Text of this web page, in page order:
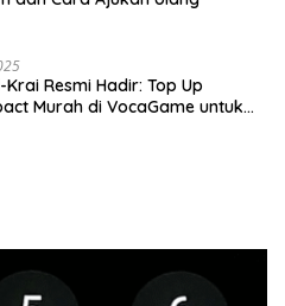
Resmi Hadir: Top Up
Murah di VocaGame untuk